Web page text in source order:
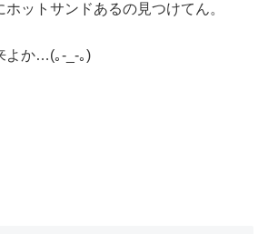
ットサンドあるの見つけてん。
か…(｡-_-｡)